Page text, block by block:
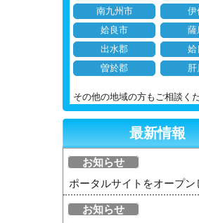
南九州市
伊
姶良市
薩
出水郡
姶
曽於郡
その他の地域の方もご相談く
最新情報
お知らせ
ポータルサイトをオープン
お知らせ